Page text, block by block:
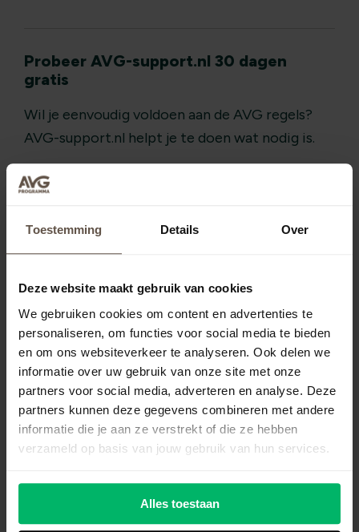
Toestemming Details Over
Deze website maakt gebruik van cookies
We gebruiken cookies om content en advertenties te
personaliseren, om functies voor social media te bieden
en om ons websiteverkeer te analyseren. Ook delen we
informatie over uw gebruik van onze site met onze
partners voor social media, adverteren en analyse. Deze
partners kunnen deze gegevens combineren met andere
informatie die je aan ze verstrekt of die ze hebben
verzameld op basis van jouw gebruik van hun services.
Alles toestaan
Probeer AVG-support.nl 30 dagen
gratis
Wil je eenvoudig voldoen aan de AVG regels?
AVG-support.nl helpt je te doen wat nodig is.
maak gebruik van alle juridische
je privacy serieus neemt
Ontdek zelf hoe het werkt. Maak een gratis
proefaccount aan.
Probeer 30 dagen gratis